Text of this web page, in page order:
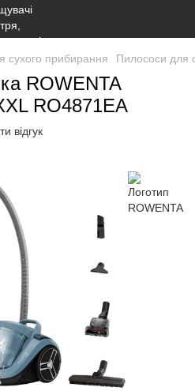
сухого прибирання Пилососи для
ROWENTA
RO4871EA
відгук